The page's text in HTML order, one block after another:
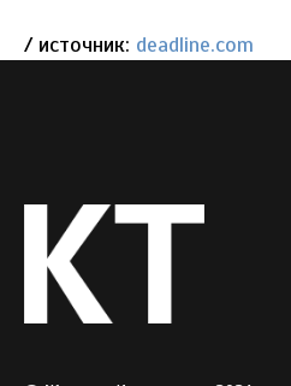
/ источник: deadline.com